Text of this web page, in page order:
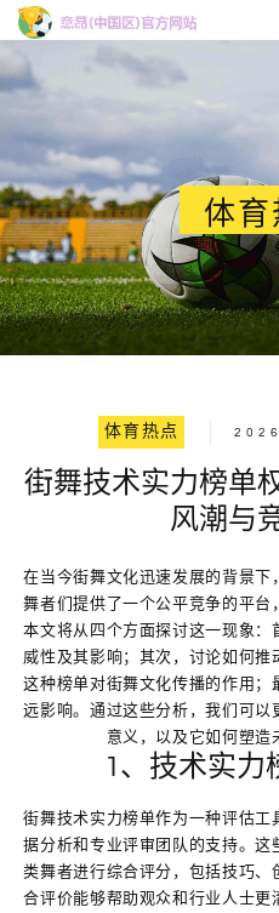
体育
体育热点
街舞技术实力榜单
风潮与
在当今街舞文化迅速发展的背景
舞者们提供了一个公平竞争的平台
本文将从四个方面探讨这一现象
威性及其影响；其次，讨论如何
这种榜单对街舞文化传播的作用
远影响。通过这些分析，我们可
意义，以及它如何塑造
1、技术实力
街舞技术实力榜单作为一种评估
据分析和专业评审团队的支持。
类舞者进行综合评分，包括技巧
合评价能够帮助观众和行业人士